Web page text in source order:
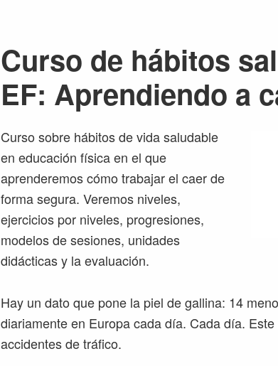
Curso de hábitos
EF: Aprendiendo a
Curso sobre hábitos de vida saludable
en educación física en el que
aprenderemos cómo trabajar el caer de
forma segura. Veremos niveles,
ejercicios por niveles, progresiones,
modelos de sesiones, unidades
didácticas y la evaluación.
Hay un dato que pone la piel de gallina: 14
diariamente en Europa cada día. Cada día.
accidentes de tráfico.